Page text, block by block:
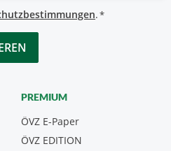
.*
PREMIUM
ÖVZ E-Paper
ÖVZ EDITION